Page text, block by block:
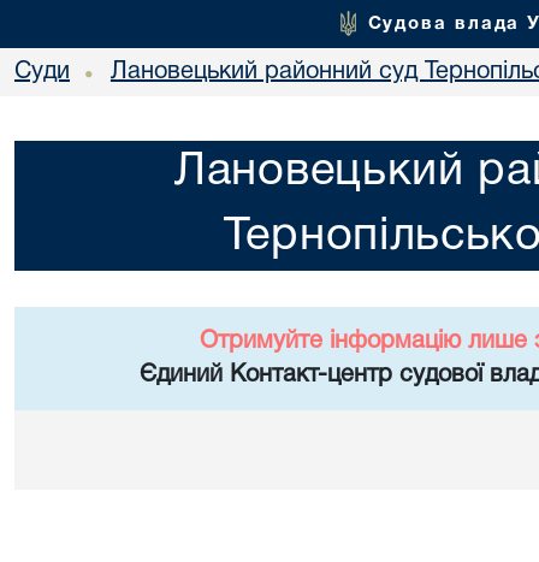
Судова влада
Суди • Лановецький районний суд
Лановецький
Отримуйте інформацію лише
Єдиний Контакт-центр судової